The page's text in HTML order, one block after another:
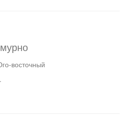
восточный